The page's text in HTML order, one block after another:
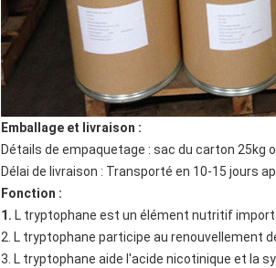
Emballage et livraison :
Détails de empaquetage : sac du carton 25kg
Délai de livraison : Transporté en 10-15 jours
Fonction :
1. L tryptophane est un élément nutritif
2. L tryptophane participe au renouvellement
3. L tryptophane aide l'acide nicotinique et la